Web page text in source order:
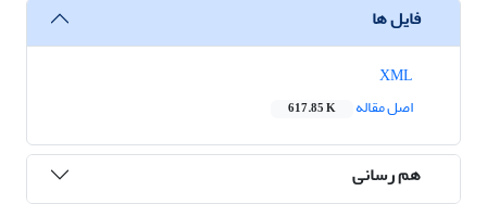
فایل ها
اصل مقاله
617.85 K
هم رسانی